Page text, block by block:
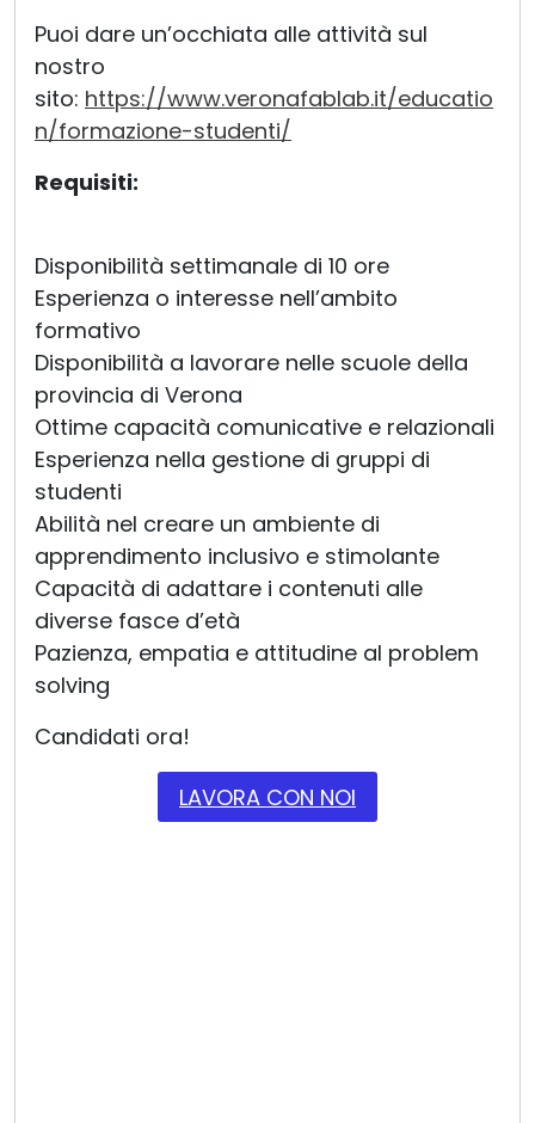
Puoi dare un’occhiata alle attività sul
nostro
sito: https://www.veronafablab.it/educatio
n/formazione-studenti/
Requisiti:
Disponibilità settimanale di 10 ore
Esperienza o interesse nell’ambito
formativo
Disponibilità a lavorare nelle scuole della
provincia di Verona
Ottime capacità comunicative e relazionali
Esperienza nella gestione di gruppi di
studenti
Abilità nel creare un ambiente di
apprendimento inclusivo e stimolante
Capacità di adattare i contenuti alle
diverse fasce d’età
Pazienza, empatia e attitudine al problem
solving
Candidati ora!
LAVORA CON NOI